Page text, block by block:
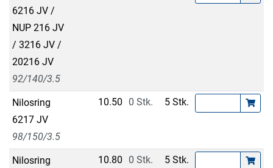
6216 JV /
NUP 216 JV
/ 3216 JV /
20216 JV
92/140/3.5
Nilosring
6217 JV
98/150/3.5
10.50 0 Stk. 5 Stk.
Nilosring
10.80 0 Stk. 5 Stk.